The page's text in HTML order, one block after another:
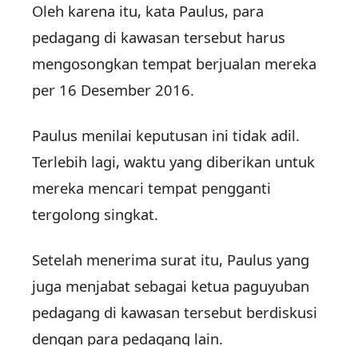
Oleh karena itu, kata Paulus, para
pedagang di kawasan tersebut harus
mengosongkan tempat berjualan mereka
per 16 Desember 2016.
Paulus menilai keputusan ini tidak adil.
Terlebih lagi, waktu yang diberikan untuk
mereka mencari tempat pengganti
tergolong singkat.
Setelah menerima surat itu, Paulus yang
juga menjabat sebagai ketua paguyuban
pedagang di kawasan tersebut berdiskusi
dengan para pedagang lain.